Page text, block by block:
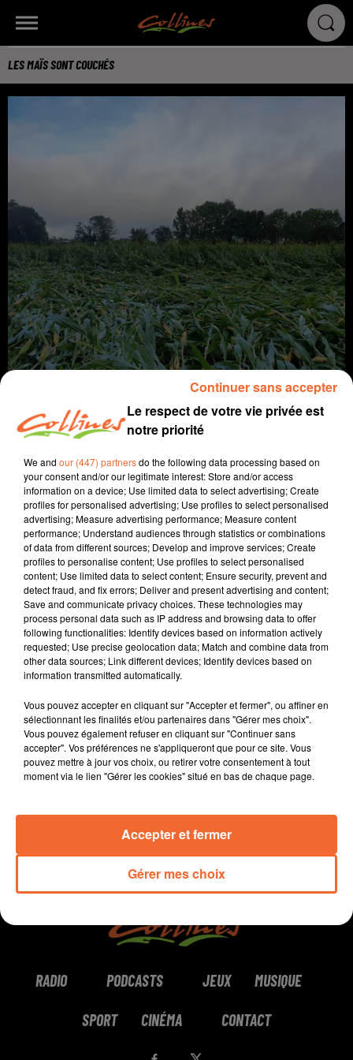
LES MAÏS SONT COUCHÉS
agriculture
10 octobre 2024 - 4 min 15 sec
LES MAÏS SONT COUCHÉS
Jacqueline Pinon
A travers champs
Avec Ludo et Jacqueline, COLLINES porte un regard
différent sur l'agriculture chaque semaine le jeudi à
7h40 et le dimanche à 9h30.
0:00 4 min 15 sec
RADIO PODCASTS JEUX MUSIQUE
SPORT CINÉMA CONTACT
Le respect de votre vie privée est
notre priorité
We and our (447) partnersdo the following data processing based on
your consent and/or our legitimate interest: Store and/or access
information on a device; Use limited data to select advertising; Create
profiles for personalised advertising; Use profiles to select personalised
advertising; Measure advertising performance; Measure content
performance; Understand audiences through statistics or combinations
of data from different sources; Develop and improve services; Create
profiles to personalise content; Use profiles to select personalised
content; Use limited data to select content; Ensure security, prevent and
detect fraud, and fix errors; Deliver and present advertising and content;
Save and communicate privacy choices. These technologies may
process personal data such as IP address and browsing data to offer
following functionalities: Identify devices based on information actively
requested; Use precise geolocation data; Match and combine data from
other data sources; Link different devices; Identify devices based on
information transmitted automatically.
Vous pouvez accepter en cliquant sur "Accepter et fermer", ou affiner en
sélectionnant les finalités et/ou partenaires dans "Gérer mes choix".
Vous pouvez également refuser en cliquant sur "Continuer sans
accepter". Vos préférences ne s'appliqueront que pour ce site. Vous
pouvez mettre à jour vos choix, ou retirer votre consentement à tout
moment via le lien "Gérer les cookies" situé en bas de chaque page.
Gérer mes choix
Accepter et fermer
Continuer sans accepter